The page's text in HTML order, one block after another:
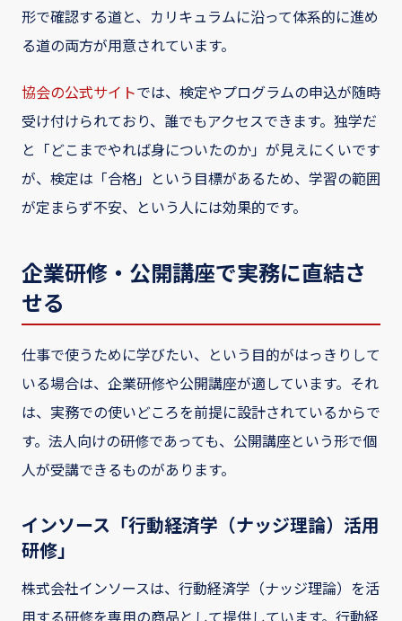
形で確認する道と、カリキュラムに沿って体系的に進め
る道の両方が用意されています。
協会の公式サイトでは、検定やプログラムの申込が随時
受け付けられており、誰でもアクセスできます。独学だ
と「どこまでやれば身についたのか」が見えにくいです
が、検定は「合格」という目標があるため、学習の範囲
が定まらず不安、という人には効果的です。
企業研修・公開講座で実務に直結さ
せる
仕事で使うために学びたい、という目的がはっきりして
いる場合は、企業研修や公開講座が適しています。それ
は、実務での使いどころを前提に設計されているからで
す。法人向けの研修であっても、公開講座という形で個
人が受講できるものがあります。
インソース「行動経済学（ナッジ理論）活用
研修」
株式会社インソースは、行動経済学（ナッジ理論）を活
用する研修を専用の商品として提供しています。行動経